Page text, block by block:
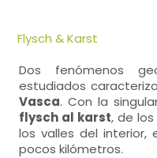
Flysch & Karst
Dos fenómenos
estudiados
Vasca. Con la
flysch al karst, de
los valles del interior,
pocos kilómetros.